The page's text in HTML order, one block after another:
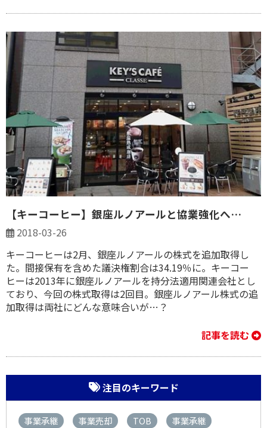
【キーコーヒー】銀座ルノアールと協業強化へ…
2018-03-26
キーコーヒーは2月、銀座ルノアールの株式を追加取得し
た。間接保有を含めた議決権割合は34.19％に。キーコー
ヒーは2013年に銀座ルノアールを持分法適用関連会社とし
ており、今回の株式取得は2回目。銀座ルノアール株式の追
加取得は両社にどんな意味合いが…？
記事を読む
注目のキーワード
事業承継 事業売却 TOB
事業承継